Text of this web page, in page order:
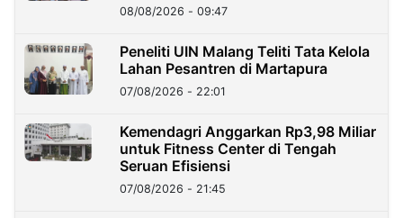
08/08/2026 - 09:47
Peneliti UIN Malang Teliti Tata Kelola
Lahan Pesantren di Martapura
07/08/2026 - 22:01
Kemendagri Anggarkan Rp3,98 Miliar
untuk Fitness Center di Tengah
Seruan Efisiensi
07/08/2026 - 21:45